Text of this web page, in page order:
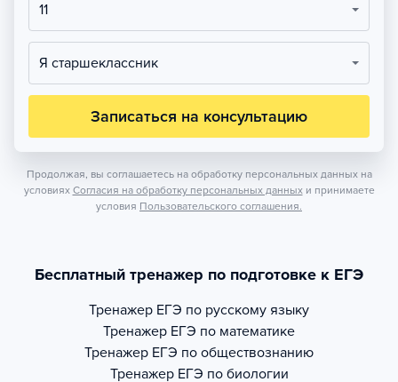
11
Я старшеклассник
Записаться на консультацию
Продолжая, вы соглашаетесь на обработку персональных данных на
условиях Согласия на обработку персональных данных и принимаете
условия Пользовательского соглашения.
Бесплатный тренажер по подготовке к ЕГЭ
Тренажер ЕГЭ по русскому языку
Тренажер ЕГЭ по математике
Тренажер ЕГЭ по обществознанию
Тренажер ЕГЭ по биологии